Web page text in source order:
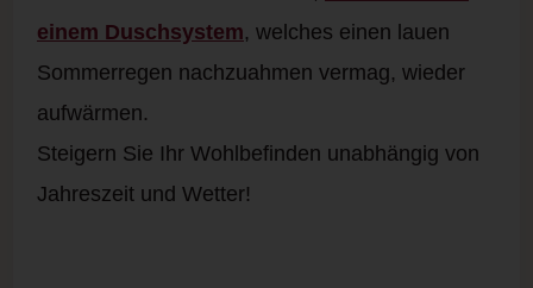
einem Duschsystem, welches einen lauen
Sommerregen nachzuahmen vermag, wieder
aufwärmen.
Steigern Sie Ihr Wohlbefinden unabhängig von
Jahreszeit und Wetter!